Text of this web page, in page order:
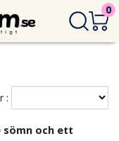
0
:
sömn och ett